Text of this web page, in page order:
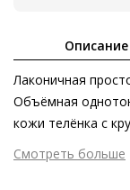
Описание
Лаконичная
Объёмная
кожи телёнка с
незаменимый в
Благодаря своему
Смотреть больше